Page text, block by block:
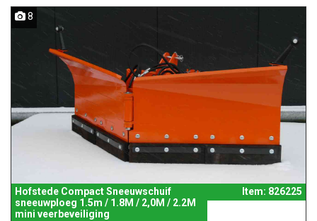
8
Hofstede Compact Sneeuwschuif
sneeuwploeg 1.5m / 1.8M / 2,0M / 2.2M
mini veerbeveiliging
Item: 826225